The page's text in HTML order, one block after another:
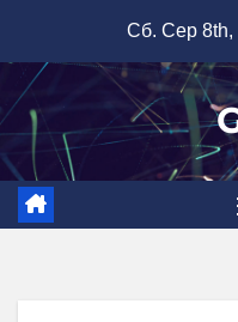
вмісту
Сб. Сер 8th,